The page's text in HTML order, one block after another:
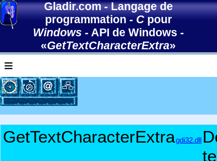
Gladir.com-Langage de
programmation-Cpour
Windows - API de Windows -
«GetTextCharacterExtra»
≡
GetTextCharacterExtragdi32.dll